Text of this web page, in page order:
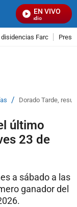
EN VIVO
Señal Visual Radio
Farc
/ Dorado Tarde,
último
23 de
a sábado a las
ganador del